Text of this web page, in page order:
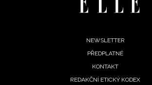
NEWSLETTER
PŘEDPLATNÉ
KONTAKT
REDAKČNÍ ETICKÝ KODEX